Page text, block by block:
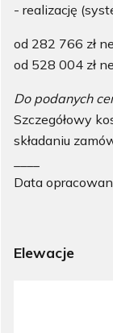
- realizację
od 282 766 zł
od 528 004 zł
Do podanych
Szczegółowy
składaniu
Data
Elewacje